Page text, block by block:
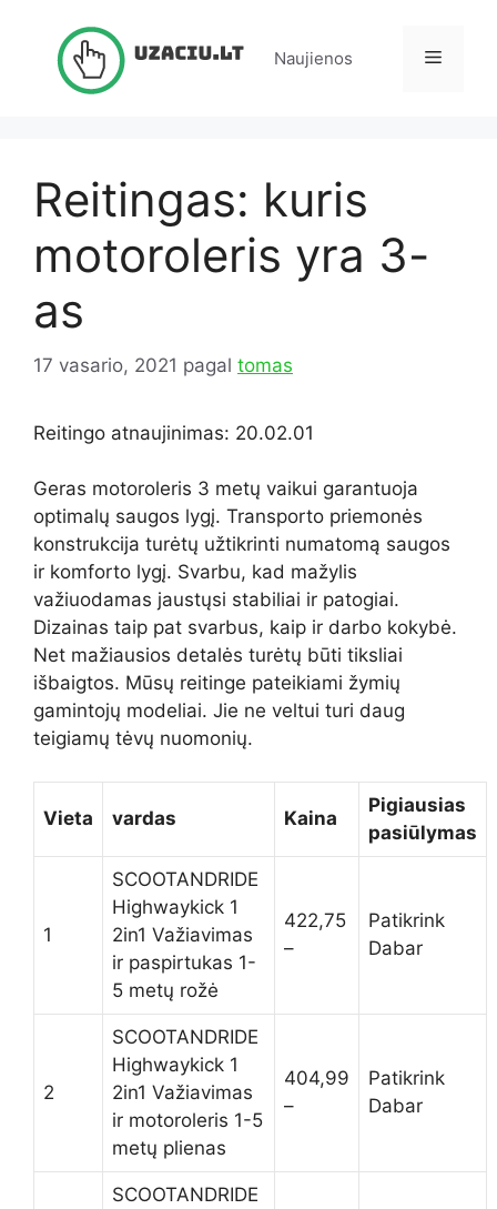
Naujienos Meniu
Reitingas: kuris
motoroleris yra 3-
as
17 vasario, 2021 pagal tomas
Reitingo atnaujinimas: 20.02.01
Geras motoroleris 3 metų vaikui garantuoja
optimalų saugos lygį. Transporto priemonės
konstrukcija turėtų užtikrinti numatomą saugos
ir komforto lygį. Svarbu, kad mažylis
važiuodamas jaustųsi stabiliai ir patogiai.
Dizainas taip pat svarbus, kaip ir darbo kokybė.
Net mažiausios detalės turėtų būti tiksliai
išbaigtos. Mūsų reitinge pateikiami žymių
gamintojų modeliai. Jie ne veltui turi daug
teigiamų tėvų nuomonių.
Vieta vardas Kaina
Pigiausias
pasiūlymas
1
SCOOTANDRIDE
Highwaykick 1
2in1 Važiavimas
ir paspirtukas 1-
5 metų rožė
422,75
–
Patikrink
Dabar
2
SCOOTANDRIDE
Highwaykick 1
2in1 Važiavimas
ir motoroleris 1-5
metų plienas
404,99
–
Patikrink
Dabar
SCOOTANDRIDE